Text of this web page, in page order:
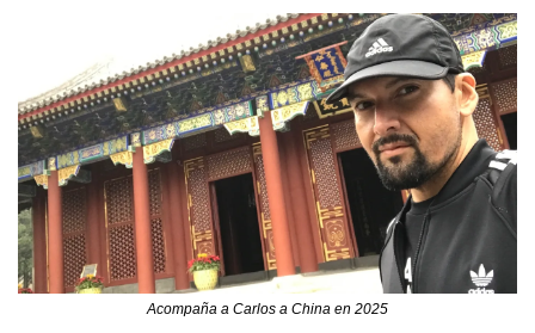
Acompaña a Carlos a China en 2025